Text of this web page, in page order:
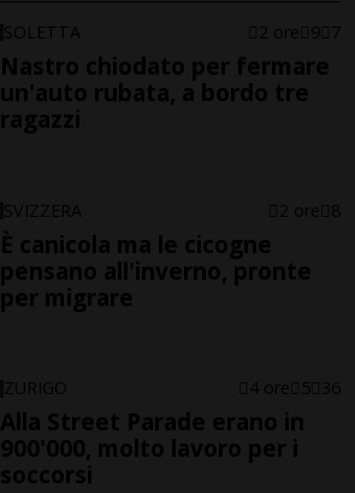
SOLETTA 2 ore 9 7
Nastro chiodato per fermare
un'auto rubata, a bordo tre
ragazzi
SVIZZERA 2 ore 8
È canicola ma le cicogne
pensano all'inverno, pronte
per migrare
ZURIGO 4 ore 5 36
Alla Street Parade erano in
900'000, molto lavoro per i
soccorsi